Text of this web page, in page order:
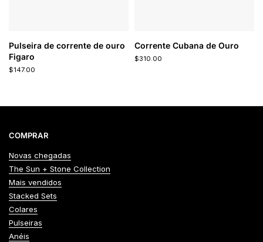
Pulseira de corrente de ouro
Figaro
$147.00
Corrente Cubana de Ouro
$310.00
COMPRAR
Novas chegadas
The Sun + Stone Collection
Mais vendidos
Stacked Sets
Colares
Pulseiras
Anéis